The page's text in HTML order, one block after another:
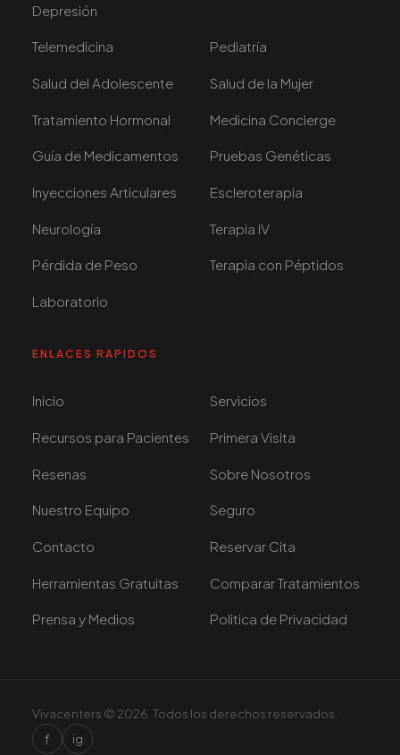
Depresión
Telemedicina Pediatría
Salud del Adolescente Salud de la Mujer
Tratamiento Hormonal Medicina Concierge
Guía de Medicamentos Pruebas Genéticas
Inyecciones Articulares Escleroterapia
Neurología Terapia IV
Pérdida de Peso Terapia con Péptidos
Laboratorio
ENLACES RAPIDOS
Inicio Servicios
Recursos para Pacientes Primera Visita
Resenas Sobre Nosotros
Nuestro Equipo Seguro
Contacto Reservar Cita
Herramientas Gratuitas Comparar Tratamientos
Prensa y Medios Politica de Privacidad
Vivacenters © 2026. Todos los derechos reservados.
f ig